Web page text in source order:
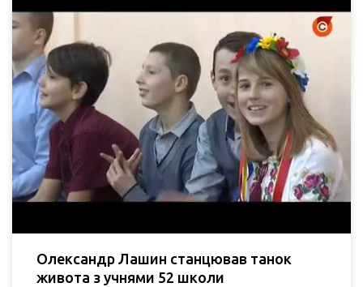
Олександр Лашин станцював танок
живота з учнями 52 школи